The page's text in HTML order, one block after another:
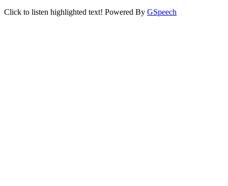
Click to listen highlighted text! Powered By GSpeech